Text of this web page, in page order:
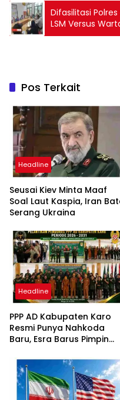
Difasilitasi
LSM Versus
Kekeluargaan
Pos Terkait
Headline
Seusai Kiev Minta Maaf
Soal Laut Kaspia, Iran
Serang Ukraina
Headline
PPP AD Kabupaten Karo
Resmi Punya Nahkoda
Baru, Esra Barus Pimpin